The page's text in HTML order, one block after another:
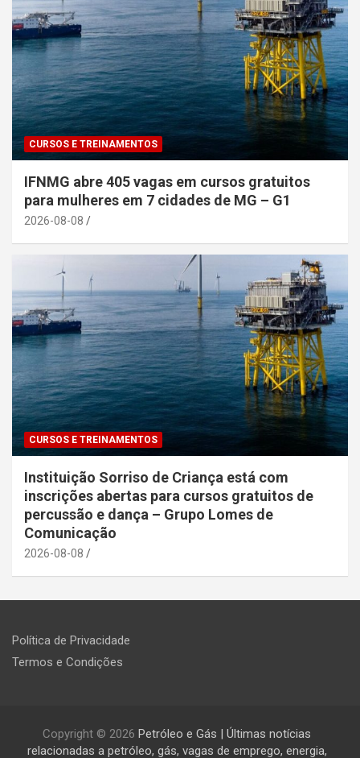
CURSOS E TREINAMENTOS
IFNMG abre 405 vagas em cursos gratuitos
para mulheres em 7 cidades de MG – G1
2026-08-08
CURSOS E TREINAMENTOS
Instituição Sorriso de Criança está com
inscrições abertas para cursos gratuitos de
percussão e dança – Grupo Lomes de
Comunicação
2026-08-08
Política de Privacidade
Termos e Condições
Copyright © 2026 Petróleo e Gás | Últimas notícias
relacionadas a petróleo, gás, vagas de emprego, energia,